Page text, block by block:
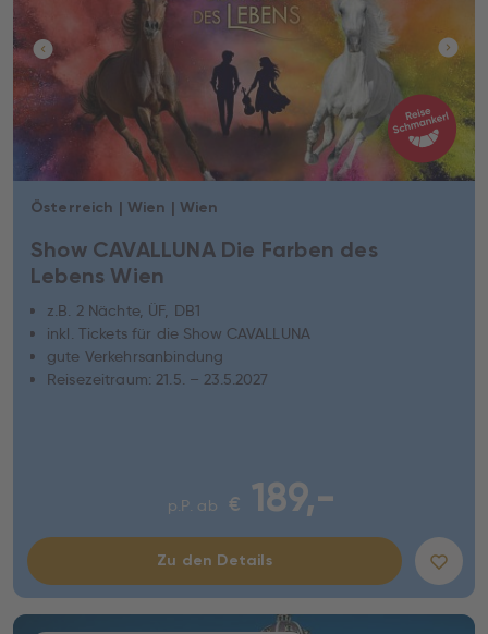
Österreich | Wien | Wien
Show CAVALLUNA Die Farben des
Lebens Wien
z.B. 2 Nächte, ÜF, DB1
inkl. Tickets für die Show CAVALLUNA
gute Verkehrsanbindung
Reisezeitraum: 21.5. – 23.5.2027
p.P. ab € 189,-
Zu den Details